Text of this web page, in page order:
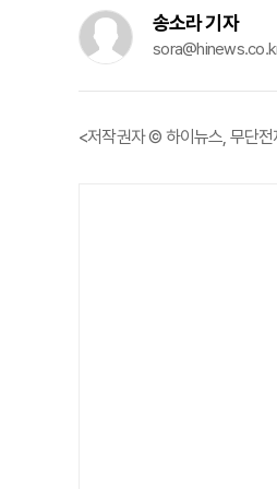
송소라 기자
<저작권자 © 하이뉴스, 무단